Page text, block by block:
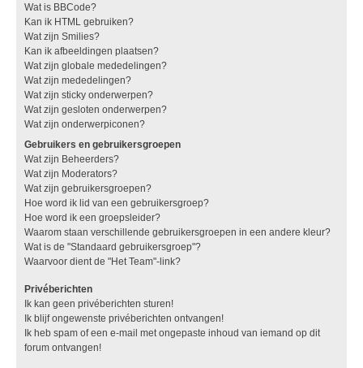
Wat is BBCode?
Kan ik HTML gebruiken?
Wat zijn Smilies?
Kan ik afbeeldingen plaatsen?
Wat zijn globale mededelingen?
Wat zijn mededelingen?
Wat zijn sticky onderwerpen?
Wat zijn gesloten onderwerpen?
Wat zijn onderwerpiconen?
Gebruikers en gebruikersgroepen
Wat zijn Beheerders?
Wat zijn Moderators?
Wat zijn gebruikersgroepen?
Hoe word ik lid van een gebruikersgroep?
Hoe word ik een groepsleider?
Waarom staan verschillende gebruikersgroepen in een andere kleur?
Wat is de "Standaard gebruikersgroep"?
Waarvoor dient de "Het Team"-link?
Privéberichten
Ik kan geen privéberichten sturen!
Ik blijf ongewenste privéberichten ontvangen!
Ik heb spam of een e-mail met ongepaste inhoud van iemand op dit
forum ontvangen!